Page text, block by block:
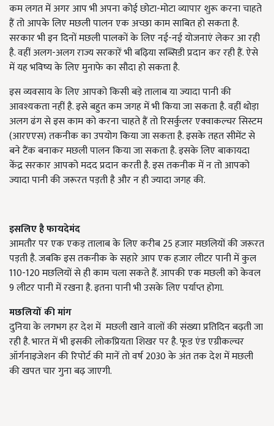
कम लगत में अगर आप भी अपना कोई छोटा-मोटा व्यापार शुरू करना चाहते
हैं तो आपके लिए मछली पालन एक अच्छा काम साबित हो सकता है.
सरकार भी इन दिनों मछली पालकों के लिए नई-नई योजनाएं लेकर आ रही
है. वहीं अलग-अलग राज्य सरकारें भी बढ़िया सब्सिडी प्रदान कर रही हैं. ऐसे
में यह भविष्य के लिए मुनाफे का सौदा हो सकता है.
इस व्यवसाय के लिए आपको किसी बड़े तालाब या ज्यादा पानी की
आवश्यकता नहीं है. इसे बहुत कम जगह में भी किया जा सकता है. वहीं थोड़ा
अलग ढंग से इस काम को करना चाहते हैं तो रिसर्कुलर एक्वाकल्चर सिस्टम
(आरएएस) तकनीक का उपयोग किया जा सकता है. इसके तहत सीमेंट से
बने टैंक बनाकर मछली पालन किया जा सकता है. इसके लिए बाकायदा
केंद्र सरकार आपको मदद प्रदान करती है. इस तकनीक में न तो आपको
ज्यादा पानी की जरूरत पड़ती है और न ही ज्यादा जगह की.
इसलिएहैफायदेमंद
आमतौर पर एक एकड़ तालाब के लिए करीब 25 हजार मछलियों की जरूरत
पड़ती है. जबकि इस तकनीक के सहारे आप एक हजार लीटर पानी में कुल
110-120 मछलियों से ही काम चला सकते हैं. आपकी एक मछली को केवल
9 लीटर पानी में रखना है. इतना पानी भी उसके लिए पर्याप्त होगा.
मछलियोंकीमांग
दुनिया के लगभग हर देश में मछली खाने वालों की संख्या प्रतिदिन बढ़ती जा
रही है. भारत में भी इसकी लोकप्रियता शिखर पर है. फूड एंड एग्रीकल्चर
ऑर्गनाइजेशन की रिपोर्ट की मानें तो वर्ष 2030 के अंत तक देश में मछली
की खपत चार गुना बढ़ जाएगी.